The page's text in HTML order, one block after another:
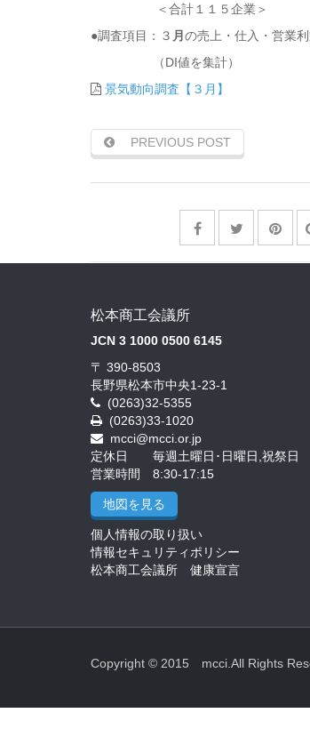
＜合計１１５企業＞
●調査項目：３ 月 の売上・仕入・営業
（DI値を集計）
景気動向調査【３月】
PREVIOUS POST
松本商工会議所
JCN 3 1000 0500 6145
〒 390-8503
長野県松本市中央1-23-1
(0263)32-5355
(0263)33-1020
mcci@mcci.or.jp
定休日 毎週土曜日･日曜日,祝祭日
営業時間 8:30-17:15
地図を見る
個人情報の取り扱い
情報セキュリティポリシー
松本商工会議所 健康宣言
Copyright © 2015 mcci.All Rights